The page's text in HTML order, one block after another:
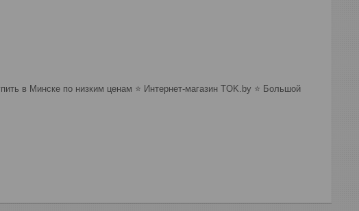
в Минске по низким ценам ⭐️ Интернет-магазин TOK.by ⭐️ Большой